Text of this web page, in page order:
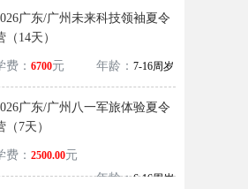
广东/广州未来科技领袖夏令
（14天）
费： 6700元 年龄： 7-16周岁
广东/广州八一军旅体验夏令
（7天）
费： 2500.00元
年龄：6-16周岁